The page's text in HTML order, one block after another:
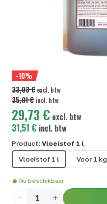
-10%
33,03 € excl. btw
35,01 € incl. btw
29,73 € excl. btw
31,51 € incl. btw
Product: Vloeistof 1 l
Vloeistof 1 l
Voor 1 kg
Nu beschikbaar
Aantal